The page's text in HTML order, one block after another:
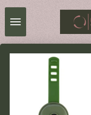
Ga
direct
hoofdinhoud